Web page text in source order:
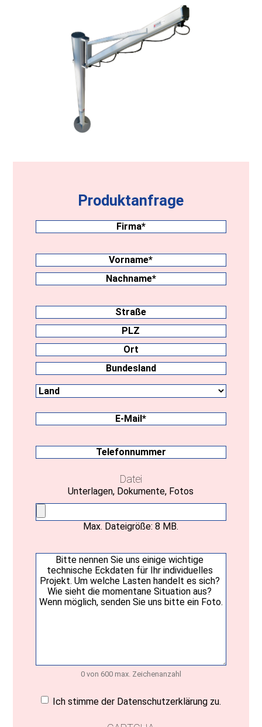
Produktanfrage
Firma(erforderlich)
Nachname(erforderlich)
Vorname
Anschrift
Straße
PLZ
Ort
E-
Mail(erforderlich)
Telefonnummer
Datei
Unterlagen, Dokumente, Fotos
Max. Dateigröße: 8 MB.
Ihre
Nachricht(erforderlich)
0 von 600 max. Zeichenanzahl
Einwilligung(erforderlich)
Ich stimme der Datenschutzerklärung zu.